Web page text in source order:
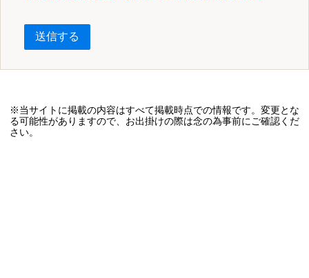
送信する
※当サイトに掲載の内容はすべて掲載時点での情報です。変更とな
る可能性がありますので、お出掛けの際は念の為事前にご確認くだ
さい。